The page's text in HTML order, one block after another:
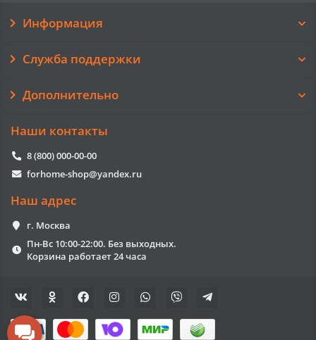
Информация
Служба поддержки
Дополнительно
Наши контакты
8 (800) 000-00-00
forhome-shop@yandex.ru
Наш адрес
г. Москва
Пн-Вс 10:00-22:00. Без выходных.
Корзина работает 24 часа